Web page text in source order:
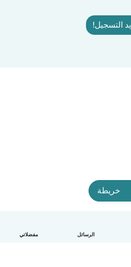
الرسائل مفضلاتي
التسجيل!
خريطة